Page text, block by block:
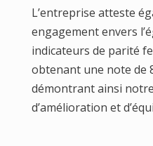
L’entreprise atteste
engagement envers
indicateurs de parité
obtenant une note de
démontrant ainsi
d’amélioration et